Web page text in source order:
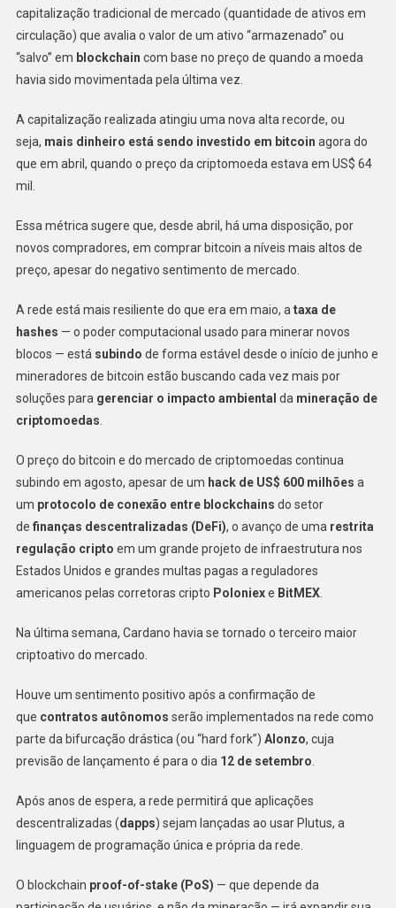
capitalização tradicional de mercado (quantidade de ativos em
circulação) que avalia o valor de um ativo “armazenado” ou
“salvo” em blockchain com base no preço de quando a moeda
havia sido movimentada pela última vez.
A capitalização realizada atingiu uma nova alta recorde, ou
seja, mais dinheiro está sendo investido em bitcoin agora do
que em abril, quando o preço da criptomoeda estava em US$ 64
mil.
Essa métrica sugere que, desde abril, há uma disposição, por
novos compradores, em comprar bitcoin a níveis mais altos de
preço, apesar do negativo sentimento de mercado.
A rede está mais resiliente do que era em maio, a taxa de
hashes — o poder computacional usado para minerar novos
blocos — está subindo de forma estável desde o início de junho e
mineradores de bitcoin estão buscando cada vez mais por
soluções para gerenciar o impacto ambiental da mineração de
criptomoedas
O preço do bitcoin e do mercado de criptomoedas continua
subindo em agosto, apesar de um hack de US$ 600 milhões a
um protocolo de conexão entre blockchains do setor
de finanças descentralizadas (DeFi), o avanço de uma restrita
regulação cripto em um grande projeto de infraestrutura nos
Estados Unidos e grandes multas pagas a reguladores
americanos pelas corretoras cripto Poloniexe BitMEX.
Na última semana, Cardano havia se tornado o terceiro maior
criptoativo do mercado.
Houve um sentimento positivo após a confirmação de
que contratos autônomos serão implementados na rede como
parte da bifurcação drástica (ou “hard fork”) Alonzo, cuja
previsão de lançamento é para o dia 12 de setembro
Após anos de espera, a rede permitirá que aplicações
descentralizadas (dapps) sejam lançadas ao usar Plutus, a
linguagem de programação única e própria da rede.
O blockchain proof-of-stake (PoS) — que depende da